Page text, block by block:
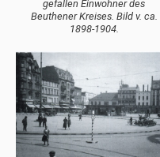
gefallen Einwohner des
Beuthener Kreises. Bild v. ca.
1898-1904.